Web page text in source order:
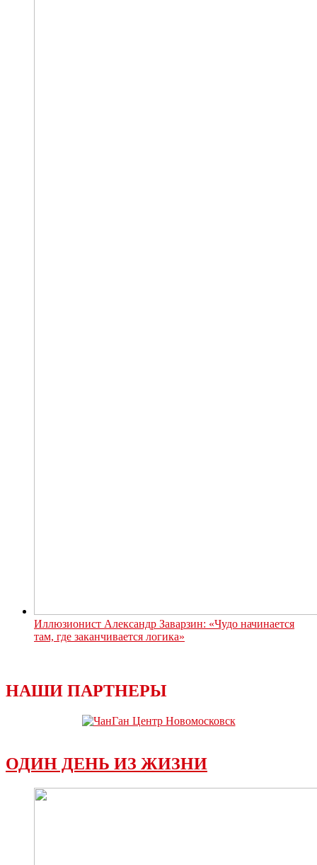
Иллюзионист Александр Заварзин: «Чудо начинается
там, где заканчивается логика»
НАШИ ПАРТНЕРЫ
ОДИН ДЕНЬ ИЗ ЖИЗНИ